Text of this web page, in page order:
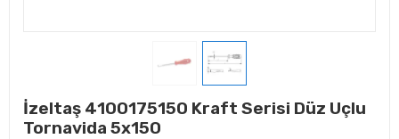
İzeltaş 4100175150 Kraft Serisi Düz Uçlu
Tornavida 5x150